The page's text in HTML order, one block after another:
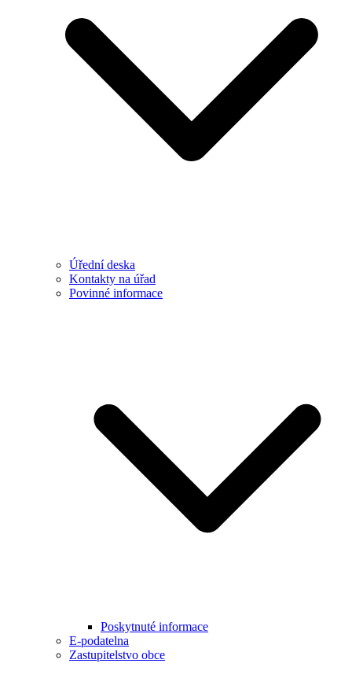
Úřední deska
Kontakty na úřad
Povinné informace
Poskytnuté informace
E-podatelna
Zastupitelstvo obce